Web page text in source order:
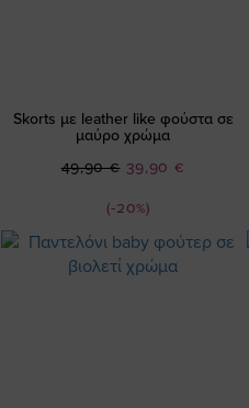
Skorts με leather like φούστα σε
μαύρο χρώμα
(-20%)
Ειδική
39,90 €
49,90 €